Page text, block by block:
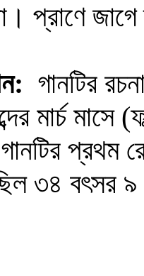
প্রাণে
গানটির
মার্চ
প্রথম
৩৪ বৎসর